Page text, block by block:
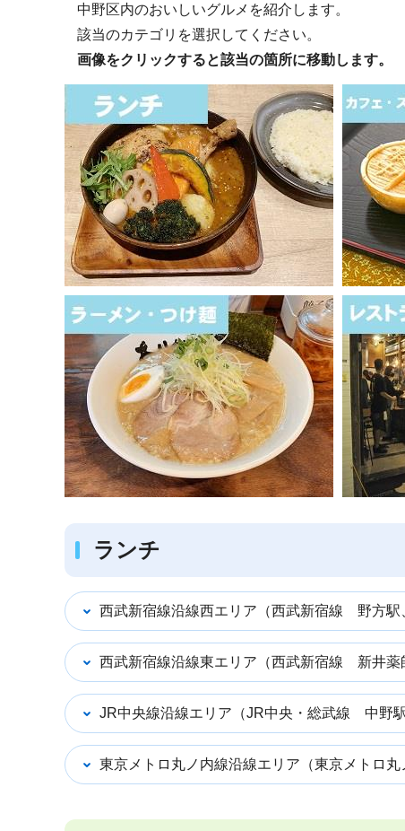
中野区内のおいしいグルメを紹介します。
該当のカテゴリを選択してください。
画像をクリックすると該当の箇所に移動します。
ランチ
西武新宿線沿線西エリア（西武新宿線 野方駅
西武新宿線沿線東エリア（西武新宿線 新井
JR中央線沿線エリア（JR中央・総武線 中野駅
東京メトロ丸ノ内線沿線エリア（東京メトロ
ナ
ビ
ゲ
シ
ョ
ン
こ
こ
か
ら